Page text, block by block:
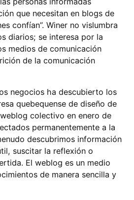
que necesitan en blogs de
confían”. Winer no vislumbra
diarios; se interesa por la
medios de comunicación
de la comunicación
negocios ha descubierto los
quebequense de diseño de
colectivo en enero de
permanentemente a la
descubrimos información
suscitar la reflexión o
El weblog es un medio
de manera sencilla y